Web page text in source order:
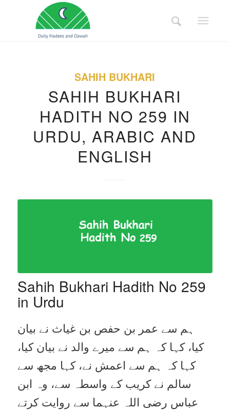
SAHIH BUKHARI
SAHIH BUKHARI
HADITH NO 259 IN
URDU, ARABIC AND
ENGLISH
Sahih Bukhari Hadith No 259
in Urdu
ہم سے عمر بن حفص بن غیاث نے بیان
کیا، کہا کہ ہم سے میرے والد نے بیان کیا،
کہا کہ ہم سے اعمش نے، کہا مجھ سے
سالم نے کریب کے واسطہ سے، وہ ابن
عباس رضی اللہ عنہما سے روایت کرتے